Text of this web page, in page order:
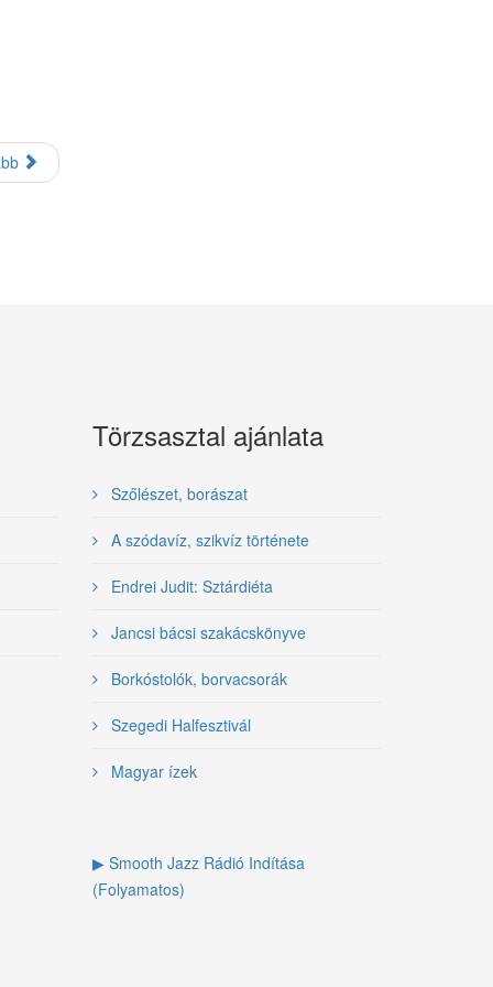
Törzsasztal ajánlata
Szőlészet, borászat
A szódavíz, szikvíz története
Endrei Judit: Sztárdiéta
Jancsi bácsi szakácskönyve
Borkóstolók, borvacsorák
Szegedi Halfesztivál
Magyar ízek
▶ Smooth Jazz Rádió Indítása
(Folyamatos)